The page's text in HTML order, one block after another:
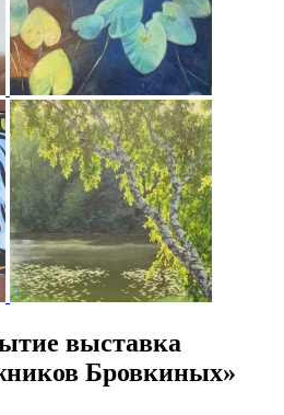
выставка
Бровкиных»